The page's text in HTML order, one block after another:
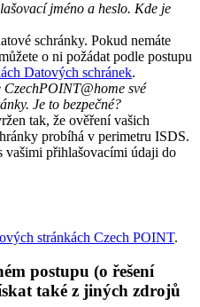
jméno a heslo. Kde je
schránky. Pokud nemáte
o ni požádat podle postupu
Datových schránek.
své
Je to bezpečné?
tak, že ověření vašich
probíhá v perimetru ISDS.
vašimi přihlašovacími údaji do
stránkách Czech POINT.
postupu (o řešení
také z jiných zdrojů